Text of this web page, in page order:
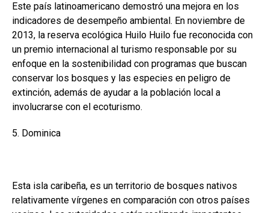
Este país latinoamericano demostró una mejora en los
indicadores de desempeño ambiental. En noviembre de
2013, la reserva ecológica Huilo Huilo fue reconocida con
un premio internacional al turismo responsable por su
enfoque en la sostenibilidad con programas que buscan
conservar los bosques y las especies en peligro de
extinción, además de ayudar a la población local a
involucrarse con el ecoturismo.
5. Dominica
Esta isla caribeña, es un territorio de bosques nativos
relativamente vírgenes en comparación con otros países